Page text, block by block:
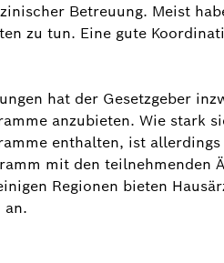
Betreuung. Meist
zu tun. Eine gute
hat der Gesetzgeber
anzubieten. Wie stark
enthalten, ist
mit den teilnehmenden
Regionen bieten
an.